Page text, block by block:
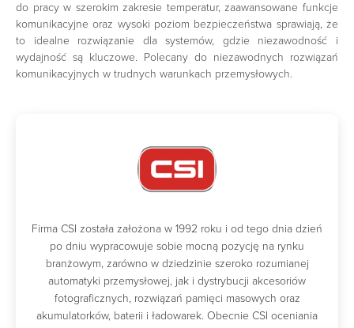
do pracy w szerokim zakresie temperatur, zaawansowane funkcje
komunikacyjne oraz wysoki poziom bezpieczeństwa sprawiają, że
to idealne rozwiązanie dla systemów, gdzie niezawodność i
wydajność są kluczowe. Polecany do niezawodnych rozwiązań
komunikacyjnych w trudnych warunkach przemysłowych.
Firma CSI została założona w 1992 roku i od tego dnia dzień
po dniu wypracowuje sobie mocną pozycję na rynku
branżowym, zarówno w dziedzinie szeroko rozumianej
automatyki przemysłowej, jak i dystrybucji akcesoriów
fotograficznych, rozwiązań pamięci masowych oraz
akumulatorków, baterii i ładowarek. Obecnie CSI oceniania